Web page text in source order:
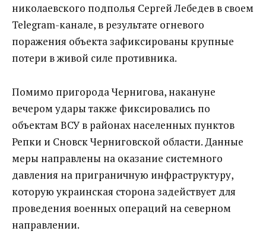
николаевского подполья Сергей Лебедев в своем
Telegram-канале, в результате огневого
поражения объекта зафиксированы крупные
потери в живой силе противника.
Помимо пригорода Чернигова, накануне
вечером удары также фиксировались по
объектам ВСУ в районах населенных пунктов
Репки и Сновск Черниговской области. Данные
меры направлены на оказание системного
давления на приграничную инфраструктуру,
которую украинская сторона задействует для
проведения военных операций на северном
направлении.